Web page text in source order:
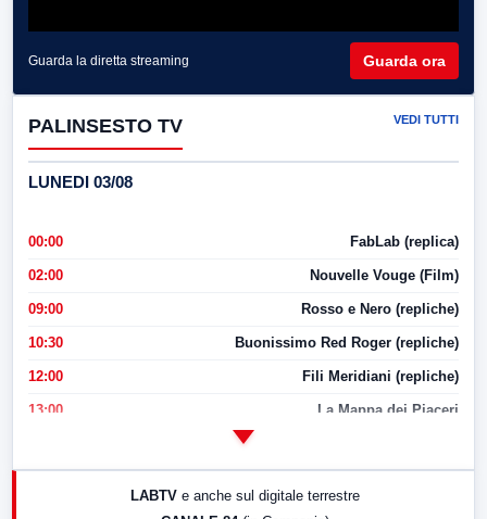
Guarda la diretta streaming Guarda ora
PALINSESTO TV VEDI TUTTI
LUNEDI 03/08
00:00 FabLab (replica)
02:00 Nouvelle Vouge (Film)
09:00 Rosso e Nero (repliche)
10:30 Buonissimo Red Roger (repliche)
12:00 Fili Meridiani (repliche)
13:00 La Mappa dei Piaceri
17:00 LabNews (replica)
LABTV e anche sul digitale terrestre